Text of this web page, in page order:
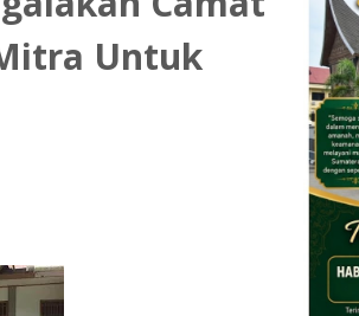
Untuk